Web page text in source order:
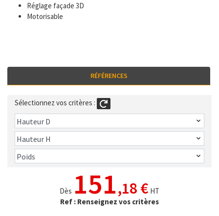
Réglage façade 3D
Motorisable
RÉFÉRENCES
Sélectionnez vos critères :
Dès 151,18 € HT
Ref : Renseignez vos critères